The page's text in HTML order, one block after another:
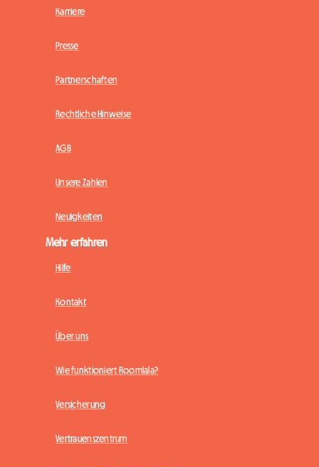
Karriere
Presse
Partnerschaften
Rechtliche Hinweise
AGB
Unsere Zahlen
Neuigkeiten
Mehr erfahren
Hilfe
Kontakt
Über uns
Wie funktioniert Roomlala?
Versicherung
Vertrauenszentrum